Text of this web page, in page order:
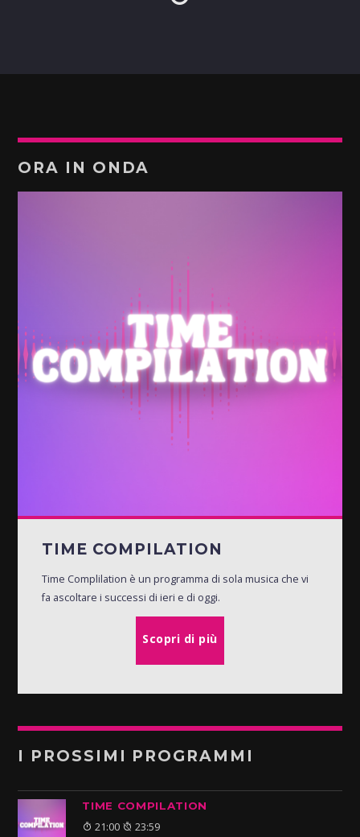
ORA IN ONDA
TIME COMPILATION
Time Complilation è un programma di sola musica che vi
fa ascoltare i successi di ieri e di oggi.
Scopri di più
I PROSSIMI PROGRAMMI
TIME COMPILATION
21:00 23:59